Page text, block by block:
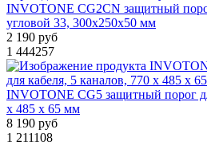
INVOTONE CG2CN защитный
угловой 33, 300х250х50 мм
2 190 руб
1 444257
INVOTONE CG5 защитный порог
х 485 х 65 мм
8 190 руб
1 211108